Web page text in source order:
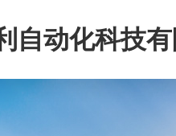
自动化科技